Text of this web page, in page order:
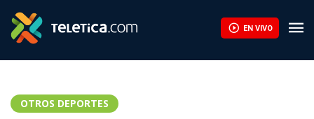
EN VIVO
OTROS DEPORTES